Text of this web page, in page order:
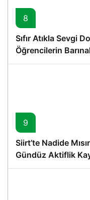
8
Sıfır Atıkla Sevgi
Öğrencilerin
Proje
9
Siirt’te Nadide
Gündüz Aktiflik